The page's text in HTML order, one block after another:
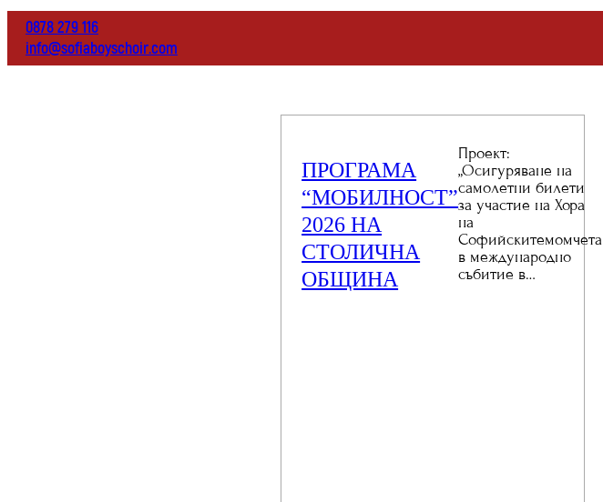
0878 279 116
info@sofiaboyschoir.com
ПРОГРАМА
“МОБИЛНОСТ”
2026 НА
СТОЛИЧНА
ОБЩИНА
Проект:
„Осигуряване на
самолетни билети
за участие на Хора
на
Софийскитемомчета
в международно
събитие в…